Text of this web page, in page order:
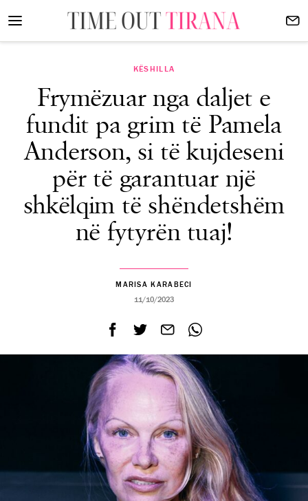
KËSHILLA
Frymëzuar nga daljet e
fundit pa grim të Pamela
Anderson, si të kujdeseni
për të garantuar një
shkëlqim të shëndetshëm
në fytyrën tuaj!
MARISA KARABECI
11/10/2023